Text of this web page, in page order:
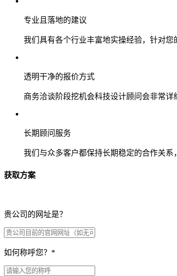
专业且落地的建议
我们具有各个行业丰富地实操经验，针对
透明干净的报价方式
商务洽谈阶段挖机会科技设计顾问会非常
长期顾问服务
我们与众多客户都保持长期稳定的合作关
获取方案
贵公司的网址是？
如何称呼您？ *